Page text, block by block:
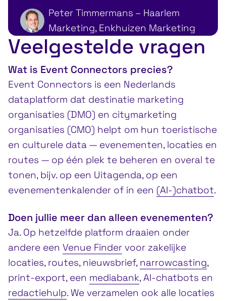
Peter Timmermans – Haarlem
Marketing, Enkhuizen Marketing
Veelgestelde vragen
Wat is Event Connectors precies?
Event Connectors is een Nederlands
dataplatform dat destinatie marketing
organisaties (DMO) en citymarketing
organisaties (CMO) helpt om hun toeristische
en culturele data — evenementen, locaties en
routes — op één plek te beheren en overal te
tonen, bijv. op een Uitagenda, op een
evenementenkalender of in een (AI-)chatbot.
Doen jullie meer dan alleen evenementen?
Ja. Op hetzelfde platform draaien onder
andere een Venue Finder voor zakelijke
locaties, routes, nieuwsbrief, narrowcasting,
print-export, een mediabank, AI-chatbots en
redactiehulp. We verzamelen ook alle locaties